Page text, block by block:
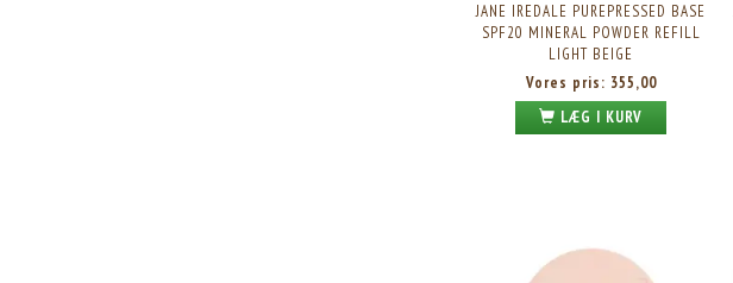
JANE IREDALE PUREPRESSED BASE
SPF20 MINERAL POWDER REFILL
LIGHT BEIGE
Vores pris: 355,00
LÆG I KURV